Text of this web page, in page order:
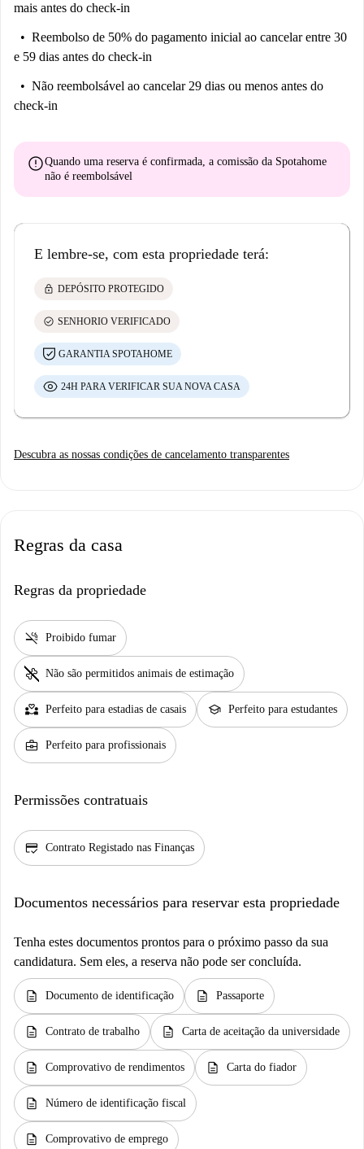
mais antes do check-in
Reembolso de 50% do pagamento inicial ao cancelar entre 30
e 59 dias antes do check-in
Não reembolsável ao cancelar 29 dias ou menos antes do
check-in
errorQuando uma reserva é confirmada, a comissão da Spotahome
não é reembolsável
E lembre-se, com esta propriedade terá:
lock DEPÓSITO PROTEGIDO
check_circle SENHORIO VERIFICADO
GARANTIA SPOTAHOME
24H PARA VERIFICAR SUA NOVA CASA
Descubra as nossas condições de cancelamento transparentes
Regras da casa
Regras da propriedade
smoke_free Proibido fumar
pet_supplies Não são permitidos animais de estimação
partner_heart Perfeito para estadias de casais school Perfeito para estudantes
business_center Perfeito para profissionais
Permissões contratuais
credit_score Contrato Registado nas Finanças
Documentos necessários para reservar esta propriedade
Tenha estes documentos prontos para o próximo passo da sua
candidatura. Sem eles, a reserva não pode ser concluída.
description Documento de identificação description Passaporte
description Contrato de trabalho description Carta de aceitação da universidade
description Comprovativo de rendimentos description Carta do fiador
description Número de identificação fiscal
description Comprovativo de emprego